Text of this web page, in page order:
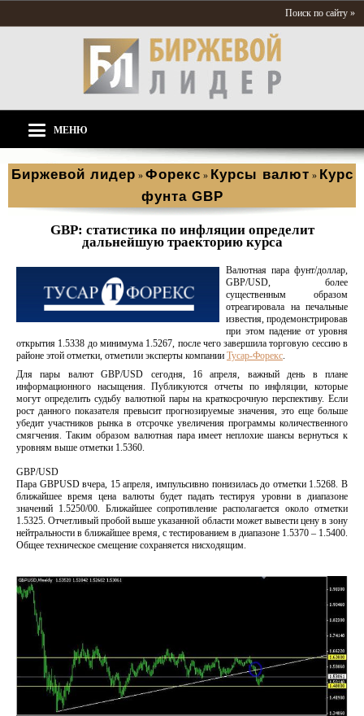
Поиск по сайту »
МЕНЮ
Биржевой лидер » Форекс » Курсы валют » Курс
фунта GBP
GBP: статистика по инфляции определит
дальнейшую траекторию курса
Валютная пара фунт/доллар,
GBP/USD, более
существенным образом
отреагировала на печальные
известия, продемонстрировав
при этом падение от уровня
открытия 1.5338 до минимума 1.5267, после чего завершила торговую сессию в
районе этой отметки, отметили эксперты компании Тусар-Форекс.
Для пары валют GBP/USD сегодня, 16 апреля, важный день в плане
информационного насыщения. Публикуются отчеты по инфляции, которые
могут определить судьбу валютной пары на краткосрочную перспективу. Если
рост данного показателя превысит прогнозируемые значения, это еще больше
убедит участников рынка в отсрочке увеличения программы количественного
смягчения. Таким образом валютная пара имеет неплохие шансы вернуться к
уровням выше отметки 1.5360.
GBP/USD
Пара GBPUSD вчера, 15 апреля, импульсивно понизилась до отметки 1.5268. В
ближайшее время цена валюты будет падать тестируя уровни в диапазоне
значений 1.5250/00. Ближайшее сопротивление располагается около отметки
1.5325. Отчетливый пробой выше указанной области может вывести цену в зону
нейтральности в ближайшее время, с тестированием в диапазоне 1.5370 – 1.5400.
Общее техническое смещение сохраняется нисходящим.